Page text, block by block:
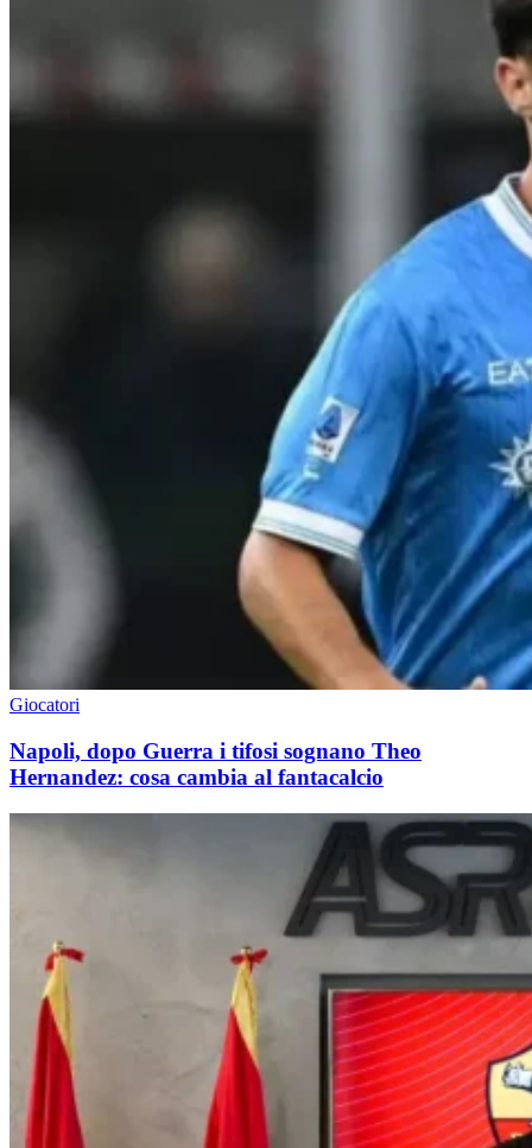
Giocatori
Napoli, dopo Guerra i tifosi sognano Theo
Hernandez: cosa cambia al fantacalcio